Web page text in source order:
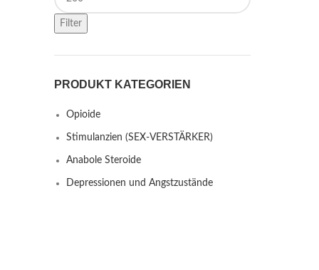
Filter
PRODUKT KATEGORIEN
Opioide
Stimulanzien (SEX-VERSTÄRKER)
Anabole Steroide
Depressionen und Angstzustände